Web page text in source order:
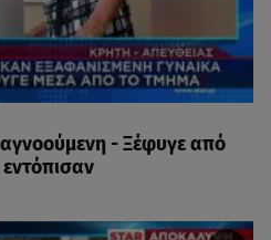
- Ξέφυγε από